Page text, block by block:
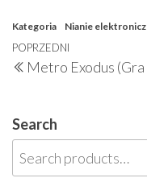
Kategoria Nianie
Nawigacja
wpisu
Poprzedni
wpis
POPRZEDNI
Metro Exodus (Gra
Search